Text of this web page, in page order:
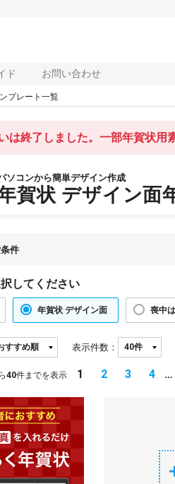
ド お問い合わせ
プレート一覧
終了しました。一部年賀状用
ソコンから簡単デザイン作成
賀状 デザイン面
件
してください
年賀状 デザイン面 喪中
表示件数：
40件までを表示 1 2 3 4 …